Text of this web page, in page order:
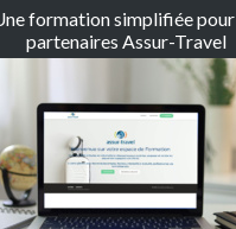
formation simplifiée pour
partenaires Assur-Travel